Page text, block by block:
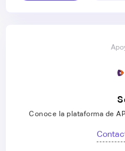
Conoce la plataforma de